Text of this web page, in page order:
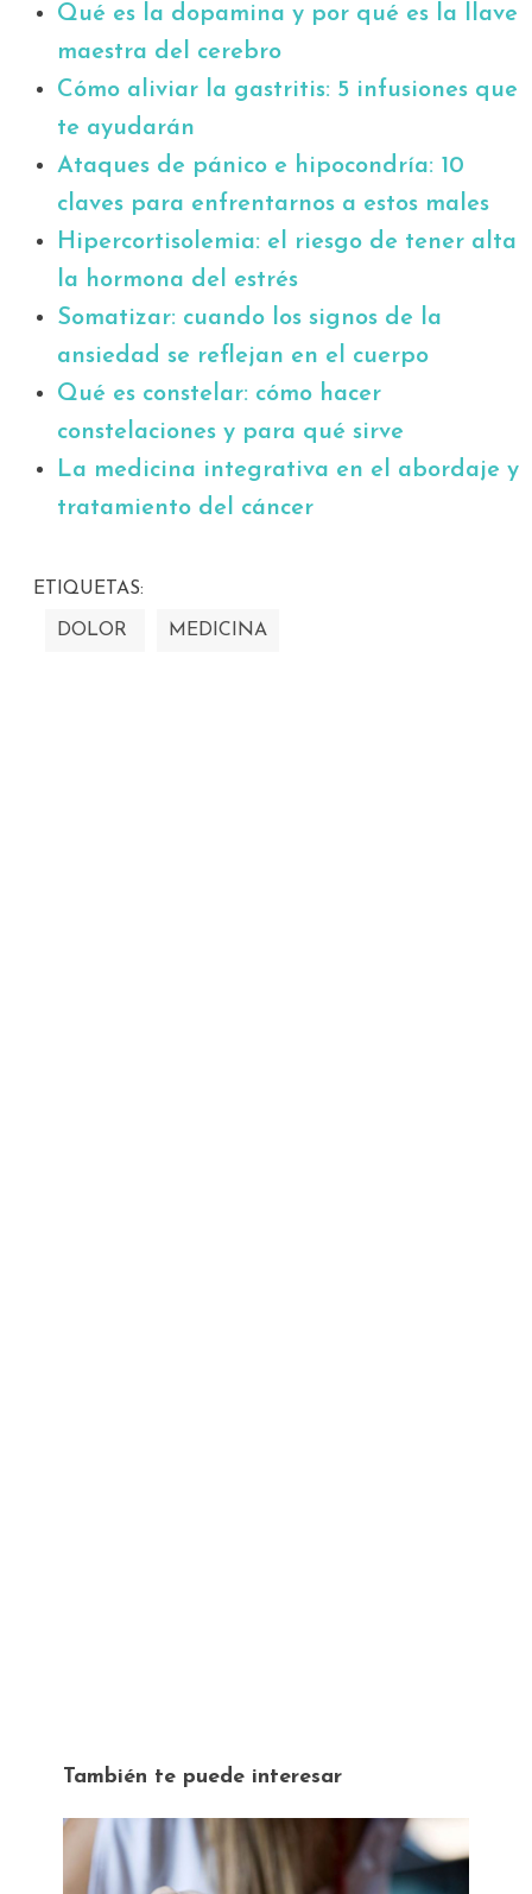
Qué es la dopamina y por qué es la llave
maestra del cerebro
Cómo aliviar la gastritis: 5 infusiones que
te ayudarán
Ataques de pánico e hipocondría: 10
claves para enfrentarnos a estos males
Hipercortisolemia: el riesgo de tener alta
la hormona del estrés
Somatizar: cuando los signos de la
ansiedad se reflejan en el cuerpo
Qué es constelar: cómo hacer
constelaciones y para qué sirve
La medicina integrativa en el abordaje y
tratamiento del cáncer
ETIQUETAS:
DOLOR MEDICINA
También te puede interesar